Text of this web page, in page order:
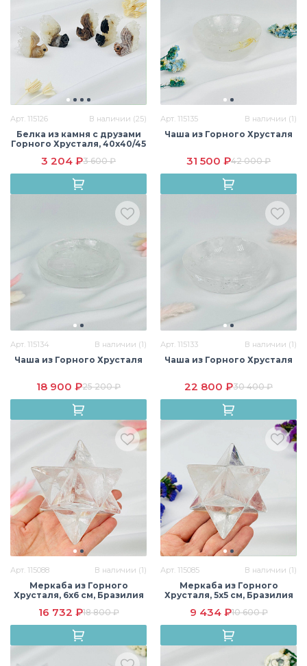
Арт. 115126 В наличии (25)
Белка из камня с друзами
Горного Хрусталя, 40х40/45
3 204 ₽3 600 ₽
Арт. 115135 В наличии (1)
Чаша из Горного Хрусталя
31 500 ₽42 000 ₽
Арт. 115134 В наличии (1)
Чаша из Горного Хрусталя
18 900 ₽25 200 ₽
Арт. 115133 В наличии (1)
Чаша из Горного Хрусталя
22 800 ₽30 400 ₽
Арт. 115088 В наличии (1)
Меркаба из Горного
Хрусталя, 6х6 см, Бразилия
16 732 ₽18 800 ₽
Арт. 115085 В наличии (1)
Меркаба из Горного
Хрусталя, 5х5 см, Бразилия
9 434 ₽10 600 ₽